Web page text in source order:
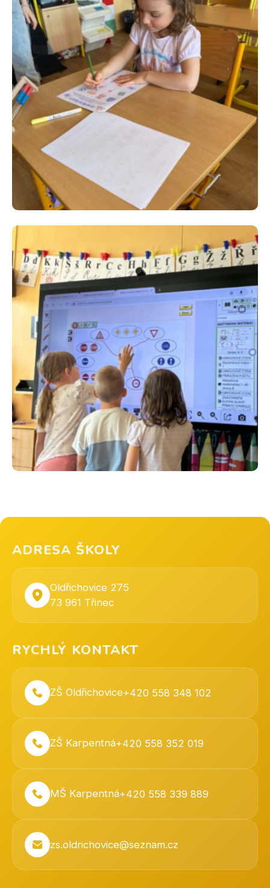
ADRESA ŠKOLY
Oldřichovice 275
73 961 Třinec
RYCHLÝ KONTAKT
ZŠ Oldřichovice+420 558 348 102
ZŠ Karpentná+420 558 352 019
MŠ Karpentná+420 558 339 889
zs.oldrichovice@seznam.cz